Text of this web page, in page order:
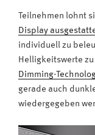
Teilnehmen lohnt
Display
individuell zu
Helligkeitswerte
Dimming-
gerade auch
wiedergegeben